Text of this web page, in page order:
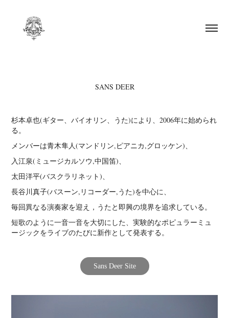
SANS DEER
杉本卓也(ギター、バイオリン、うた)により、2006年に始められ
る。
メンバーは青木隼人(マンドリン,ピアニカ,グロッケン)、
入江泉(ミュージカルソウ,中国笛)、
太田洋平(バスクラリネット)、
長谷川真子(バスーン,リコーダー,うた)を中心に、
毎回異なる演奏家を迎え，うたと即興の境界を追求している。
短歌のように一音一音を大切にした、実験的なポピュラーミュ
ージックをライブのたびに新作として発表する。
Sans Deer Site